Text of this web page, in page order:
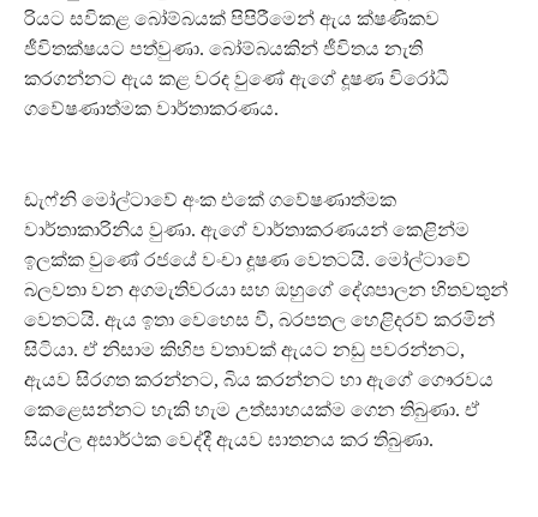
රියට සවිකළ බෝම්බයක් පිපිරීමෙන් ඇය ක්ෂණිකව
ජීවිතක්ෂයට පත්වුණා. බෝම්බයකින් ජීවිතය නැති
කරගන්නට ඇය කළ වරද වුණේ ඇගේ දූෂණ විරෝධී
ගවේෂණාත්මක වාර්තාකරණය.
ඩැෆ්නි මෝල්ටාවේ අංක එකේ ගවේෂණාත්මක
වාර්තාකාරිනිය වුණා. ඇගේ වාර්තාකරණයන් කෙළින්ම
ඉලක්ක වුණේ රජයේ වංචා දූෂණ වෙතටයි. මෝල්ටාවේ
බලවතා වන අගමැතිවරයා සහ ඔහුගේ දේශපාලන හිතවතුන්
වෙතටයි. ඇය ඉතා වෙහෙස වී, බරපතල හෙළිදරව් කරමින්
සිටියා. ඒ නිසාම කිහිප වතාවක් ඇයට නඩු පවරන්නට,
ඇයව සිරගත කරන්නට, බිය කරන්නට හා ඇගේ ගෞරවය
කෙළෙසන්නට හැකි හැම උත්සාහයක්ම ගෙන තිබුණා. ඒ
සියල්ල අසාර්ථක වෙද්දී ඇයව ඝාතනය කර තිබුණා.